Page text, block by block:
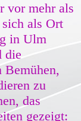
vor mehr als
sich als Ort
in Ulm
die
Bemühen,
zu
das
gezeigt: